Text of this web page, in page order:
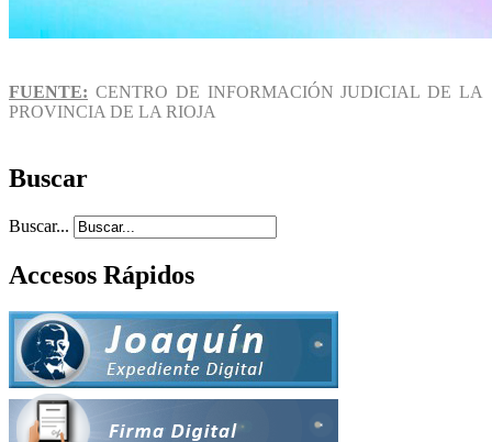
FUENTE: CENTRO DE INFORMACIÓN JUDICIAL DE LA
PROVINCIA DE LA RIOJA
Buscar
Buscar...
Accesos Rápidos